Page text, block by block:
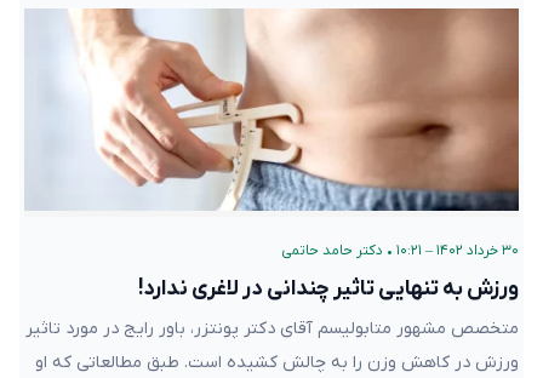
۳۰ خرداد ۱۴۰۲ – ۱۰:۲۱ • دکتر حامد حاتمی
ورزش به تنهایی تاثیر چندانی در لاغری ندارد!
متخصص مشهور متابولیسم آقای دکتر پونتزر، باور رایج در مورد تاثیر
ورزش در کاهش وزن را به چالش کشیده است. طبق مطالعاتی که او